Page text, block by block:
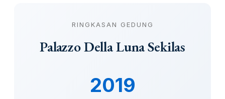
RINGKASAN GEDUNG
Palazzo Della Luna Sekilas
2019